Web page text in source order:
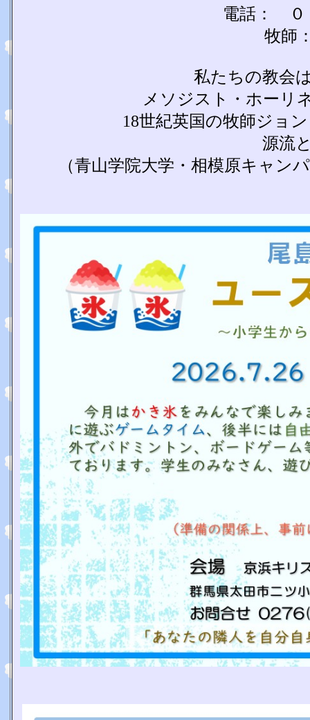
電話： ０２
牧師：
私たちの教会
メソジスト・ホーリ
18世紀英国の牧師ジョ
源流
（青山学院大学・相模原キャ